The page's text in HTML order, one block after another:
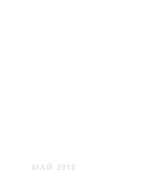
МАЙ 2018